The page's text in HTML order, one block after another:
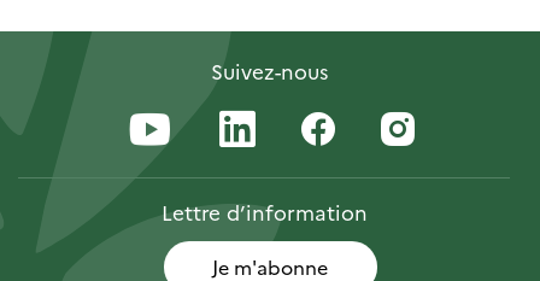
Suivez-nous
Lettred’information
Je m'abonne